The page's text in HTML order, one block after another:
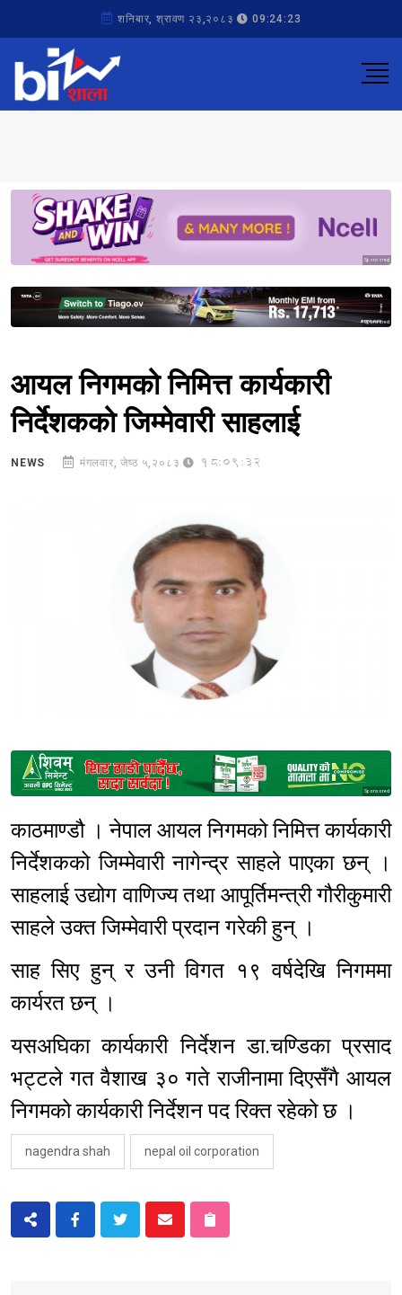
शनिबार, श्रावण २३,२०८३ 09:24:23
Sponsored
Sponsored
आयल निगमको निमित्त कार्यकारी
निर्देशकको जिम्मेवारी साहलाई
NEWS मंगलवार, जेष्ठ ५,२०८३ 18:09:32
Sponsored
काठमाण्डौ । नेपाल आयल निगमको निमित्त कार्यकारी
निर्देशकको जिम्मेवारी नागेन्द्र साहले पाएका छन् ।
साहलाई उद्योग वाणिज्य तथा आपूर्तिमन्त्री गौरीकुमारी
साहले उक्त जिम्मेवारी प्रदान गरेकी हुन् ।
साह सिए हुन् र उनी विगत १९ वर्षदेखि निगममा
कार्यरत छन् ।
यसअघिका कार्यकारी निर्देशन डा.चण्डिका प्रसाद
भट्टले गत वैशाख ३० गते राजीनामा दिएसँगै आयल
निगमको कार्यकारी निर्देशन पद रिक्त रहेको छ ।
nagendra shah nepal oil corporation